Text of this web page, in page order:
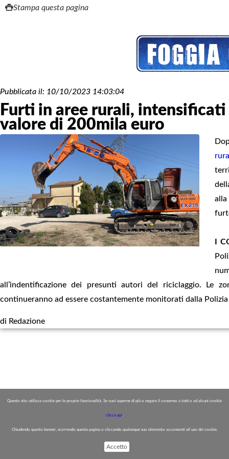
Questo sito utilizza cookie per le proprie funzionalità. Se vuoi saperne di più o negare il consenso a tutti o ad alcuni cookie
clicca qui.
Chiudendo questo banner, scorrendo questa pagina o cliccando qualunque suo elemento acconsenti all uso dei cookie.
Accetto
Stampa questa pagina
Pubblicata il: 10/10/2023 14:03:04
Furti in aree rurali,
valore di 200mila euro
alla
I
all’indentificazione dei presunti autori del riciclaggio. Le
continueranno ad essere costantemente monitorati dalla
di Redazione